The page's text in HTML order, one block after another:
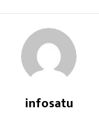
infosatu